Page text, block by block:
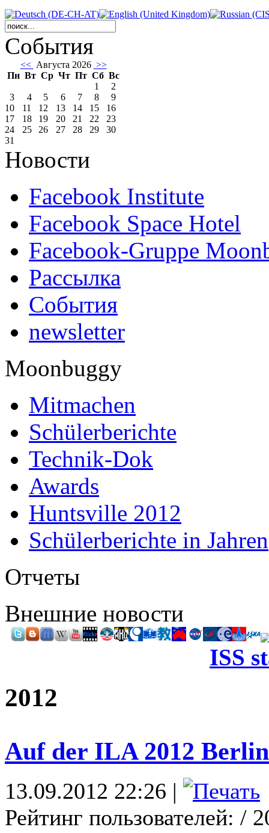
События
<< Августа 2026 >>
Пн Вт Ср Чт Пт Сб Вс
1
2
3
4 5 6 7 8
9
10
11 12 13 14 15
16
17
18 19 20 21 22
23
24
25 26 27 28 29
30
31
Новости
Facebook Institute
Facebook Space Hotel
Facebook-Gruppe
Рассылка
События
newsletter
Moonbuggy
Mitmachen
Schülerberichte
Technik-Dok
Awards
Huntsville 2012
Schülerberichte in Jahren
Отчеты
Внешние новости
ISS
2012
Auf der ILA 2012
13.09.2012 22:26 |
Рейтинг пользователей: /